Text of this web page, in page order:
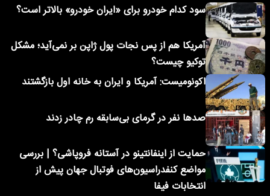
سود کدام خودرو برای «ایران خودرو» بالاتر است؟
آمریکا هم از پس نجات پول ژاپن بر نمی‌آید؛ مشکل
توکیو چیست؟
اکونومیست: آمریکا و ایران به خانه اول بازگشتند
صدها نفر در گرمای بی‌سابقه رم چادر زدند
حمایت از اینفانتینو در آستانه فروپاشی؟ | بررسی
مواضع کنفدراسیون‌های فوتبال جهان پیش از
انتخابات فیفا